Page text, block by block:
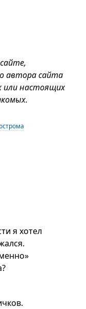
автора сайта
или настоящих
я хотел